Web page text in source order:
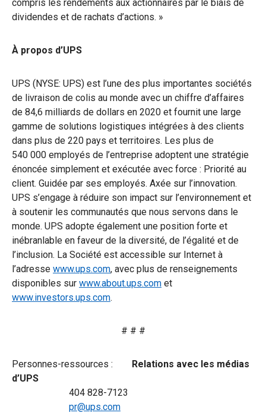
compris les rendements aux actionnaires par le biais de
dividendes et de rachats d’actions. »
À propos d’UPS
UPS (NYSE: UPS) est l’une des plus importantes sociétés
de livraison de colis au monde avec un chiffre d’affaires
de 84,6 milliards de dollars en 2020 et fournit une large
gamme de solutions logistiques intégrées à des clients
dans plus de 220 pays et territoires. Les plus de
540 000 employés de l’entreprise adoptent une stratégie
énoncée simplement et exécutée avec force : Priorité au
client. Guidée par ses employés. Axée sur l’innovation.
UPS s’engage à réduire son impact sur l’environnement et
à soutenir les communautés que nous servons dans le
monde. UPS adopte également une position forte et
inébranlable en faveur de la diversité, de l’égalité et de
l’inclusion. La Société est accessible sur Internet à
l’adresse www.ups.com, avec plus de renseignements
disponibles sur www.about.ups.com et
www.investors.ups.com.
# # #
Personnes-ressources : Relations avec les médias
d’UPS
404 828-7123
pr@ups.com